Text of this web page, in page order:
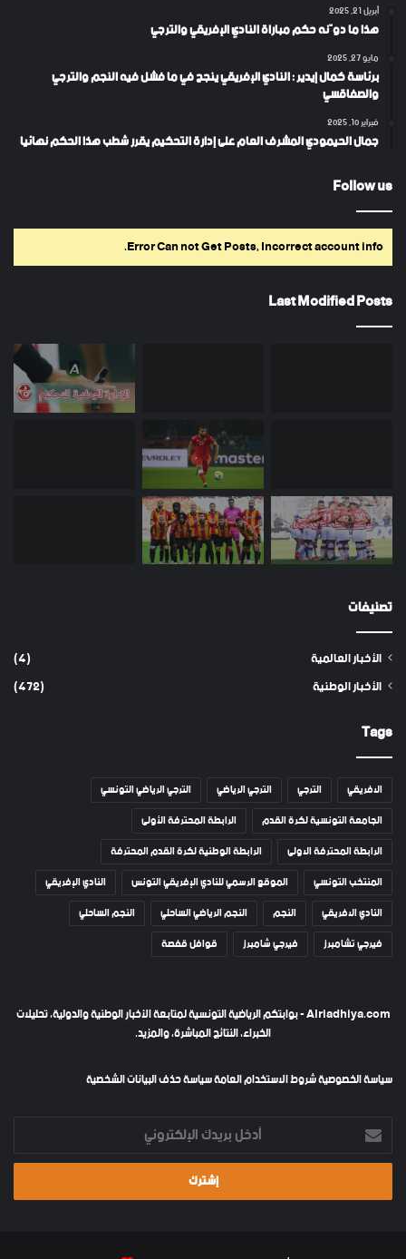
أبريل 21, 2025
هذا ما دوّنه حكم مباراة النادي الإفريقي والترجي
مايو 27, 2025
برئاسة كمال إيدير : النادي الإفريقي ينجح في ما فشل فيه النجم والترجي
والصفاقسي
فبراير 10, 2025
جمال الحيمودي المشرف العام على إدارة التحكيم يقرر شطب هذا الحكم نهائيا
Follow us
Error Can not Get Posts, Incorrect account info.
Last Modified Posts
تصنيفات
الأخبار العالمية
(4)
الأخبار الوطنية
(472)
Tags
الافريقي الترجي الترجي الرياضي
الترجي الرياضي التونسي
الجامعة التونسية لكرة القدم
الرابطة المحترفة الأولى
الرابطة المحترفة الاولى
الرابطة الوطنية لكرة القدم المحترفة
المنتخب التونسي
الموقع الرسمي للنادي الإفريقي التونس
النادي الإفريقي
النادي الافريقي
النجم النجم الرياضي الساحلي
النجم الساحلي
فيرجي تشامبرز
فيرجي شامبرز قوافل قفصة
Alriadhiya.com - بوابتكم الرياضية التونسية لمتابعة الأخبار الوطنية والدولية، تحليلات
الخبراء، النتائج المباشرة، والمزيد.
سياسة الخصوصيةشروط الاستخدام العامةسياسة حذف البيانات الشخصية
أدخل
بريدك
الإلكتروني